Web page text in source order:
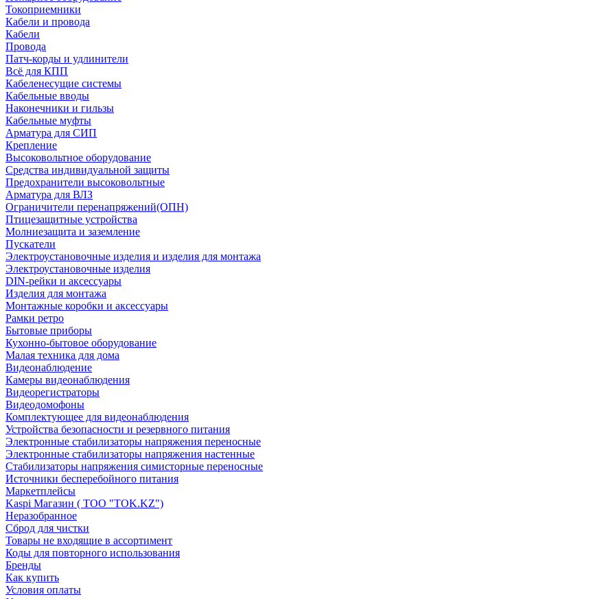
Токоприемники
Кабели и провода
Кабели
Провода
Патч-корды и удлинители
Всё для КПП
Кабеленесущие системы
Кабельные вводы
Наконечники и гильзы
Кабельные муфты
Арматура для СИП
Крепление
Высоковольтное оборудование
Средства индивидуальной защиты
Предохранители высоковольтные
Арматура для ВЛЗ
Ограничители перенапряжений(ОПН)
Птицезащитные устройства
Молниезащита и заземление
Пускатели
Электроустановочные изделия и изделия для монтажа
Электроустановочные изделия
DIN-рейки и аксессуары
Изделия для монтажа
Монтажные коробки и аксессуары
Рамки ретро
Бытовые приборы
Кухонно-бытовое оборудование
Малая техника для дома
Видеонаблюдение
Камеры видеонаблюдения
Видеорегистраторы
Видеодомофоны
Комплектующее для видеонаблюдения
Устройства безопасности и резервного питания
Электронные стабилизаторы напряжения переносные
Электронные стабилизаторы напряжения настенные
Стабилизаторы напряжения симисторные переносные
Источники бесперебойного питания
Маркетплейсы
Kaspi Магазин ( ТОО "TOK.KZ")
Неразобранное
Сброд для чистки
Товары не входящие в ассортимент
Коды для повторного использования
Бренды
Как купить
Условия оплаты